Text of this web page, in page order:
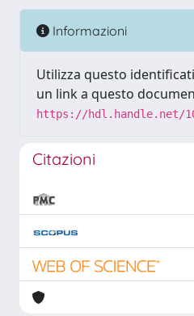
Informazioni
Utilizza questo
un link a questo
https://hdl.handle.net/
Citazioni